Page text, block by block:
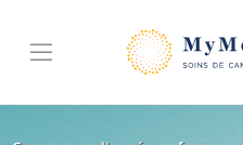
content